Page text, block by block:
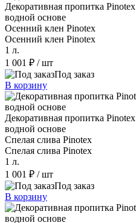
Декоративная пропитка
водной основе
Осенний клен Pinotex
Осенний клен Pinotex
1 л.
1 001 ₽ / шт
Под заказ
В корзину
Декоративная пропитка
водной основе
Спелая слива Pinotex
Спелая слива Pinotex
1 л.
1 001 ₽ / шт
Под заказ
В корзину